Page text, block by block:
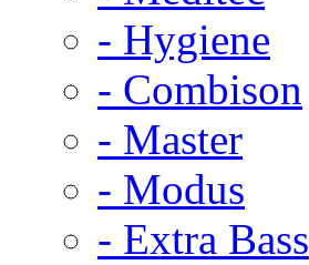
- Hygiene
- Combison
- Master
- Modus
- Extra Bass